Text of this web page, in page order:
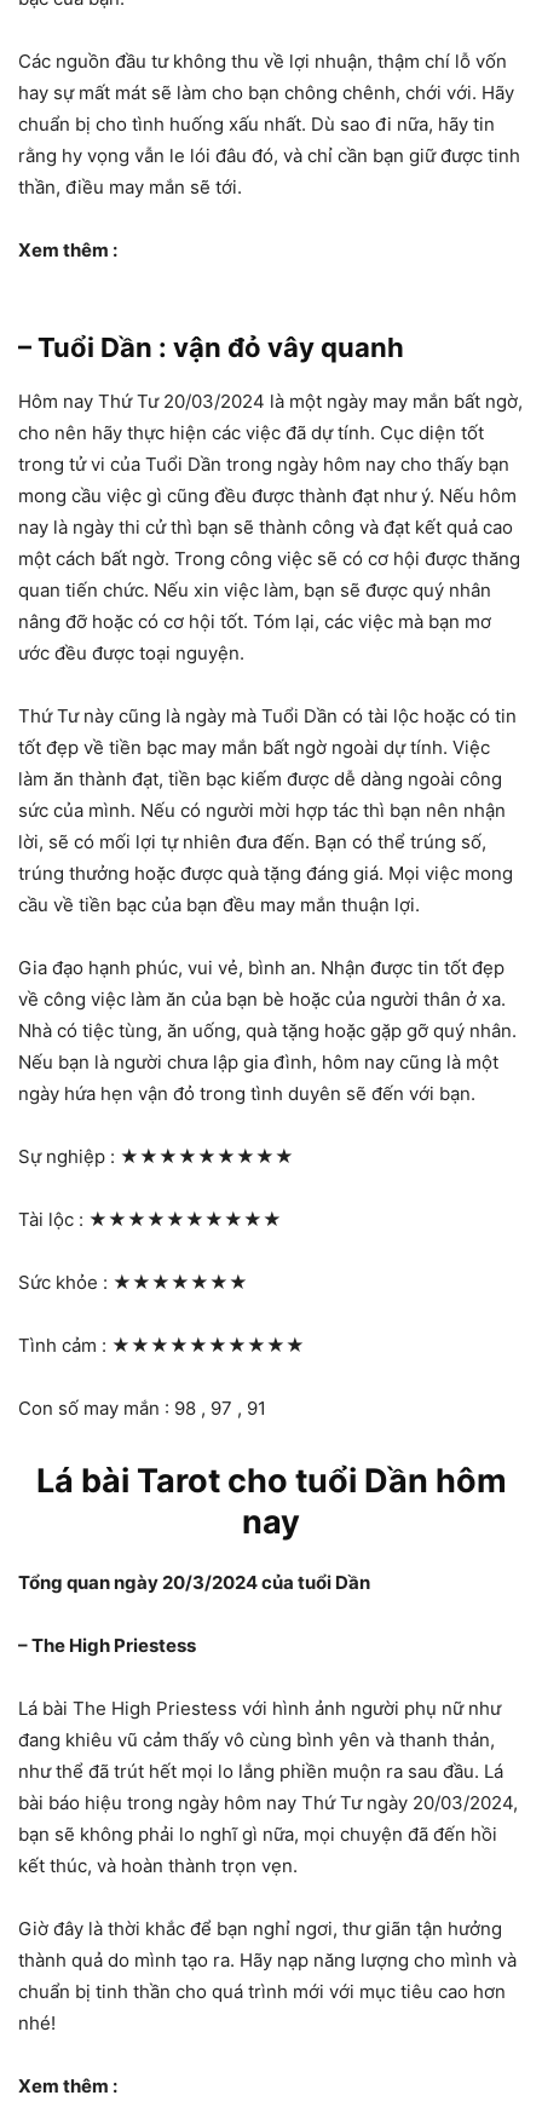
Các nguồn đầu tư không thu về lợi nhuận, thậm chí lỗ vốn
hay sự mất mát sẽ làm cho bạn chông chênh, chới với. Hãy
chuẩn bị cho tình huống xấu nhất. Dù sao đi nữa, hãy tin
rằng hy vọng vẫn le lói đâu đó, và chỉ cần bạn giữ được tinh
thần, điều may mắn sẽ tới.
Xem thêm :
– Tuổi Dần : vận đỏ vây quanh
Hôm nay Thứ Tư 20/03/2024 là một ngày may mắn bất ngờ,
cho nên hãy thực hiện các việc đã dự tính. Cục diện tốt
trong tử vi của Tuổi Dần trong ngày hôm nay cho thấy bạn
mong cầu việc gì cũng đều được thành đạt như ý. Nếu hôm
nay là ngày thi cử thì bạn sẽ thành công và đạt kết quả cao
một cách bất ngờ. Trong công việc sẽ có cơ hội được thăng
quan tiến chức. Nếu xin việc làm, bạn sẽ được quý nhân
nâng đỡ hoặc có cơ hội tốt. Tóm lại, các việc mà bạn mơ
ước đều được toại nguyện.
Thứ Tư này cũng là ngày mà Tuổi Dần có tài lộc hoặc có tin
tốt đẹp về tiền bạc may mắn bất ngờ ngoài dự tính. Việc
làm ăn thành đạt, tiền bạc kiếm được dễ dàng ngoài công
sức của mình. Nếu có người mời hợp tác thì bạn nên nhận
lời, sẽ có mối lợi tự nhiên đưa đến. Bạn có thể trúng số,
trúng thưởng hoặc được quà tặng đáng giá. Mọi việc mong
cầu về tiền bạc của bạn đều may mắn thuận lợi.
Gia đạo hạnh phúc, vui vẻ, bình an. Nhận được tin tốt đẹp
về công việc làm ăn của bạn bè hoặc của người thân ở xa.
Nhà có tiệc tùng, ăn uống, quà tặng hoặc gặp gỡ quý nhân.
Nếu bạn là người chưa lập gia đình, hôm nay cũng là một
ngày hứa hẹn vận đỏ trong tình duyên sẽ đến với bạn.
Sự nghiệp : ★★★★★★★★★
Tài lộc : ★★★★★★★★★★
Sức khỏe : ★★★★★★★
Tình cảm : ★★★★★★★★★★
Con số may mắn : 98 , 97 , 91
Lá bài Tarot cho tuổi Dần hôm
nay
Tổng quan ngày 20/3/2024 của tuổi Dần
– The High Priestess
Lá bài The High Priestess với hình ảnh người phụ nữ như
đang khiêu vũ cảm thấy vô cùng bình yên và thanh thản,
như thể đã trút hết mọi lo lắng phiền muộn ra sau đầu. Lá
bài báo hiệu trong ngày hôm nay Thứ Tư ngày 20/03/2024,
bạn sẽ không phải lo nghĩ gì nữa, mọi chuyện đã đến hồi
kết thúc, và hoàn thành trọn vẹn.
Giờ đây là thời khắc để bạn nghỉ ngơi, thư giãn tận hưởng
thành quả do mình tạo ra. Hãy nạp năng lượng cho mình và
chuẩn bị tinh thần cho quá trình mới với mục tiêu cao hơn
nhé!
Xem thêm :